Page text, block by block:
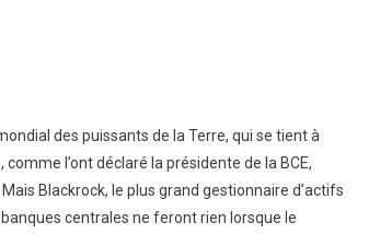
des puissants de la Terre, qui se tient à
l’ont déclaré la présidente de la BCE,
Blackrock, le plus grand gestionnaire d’actifs
centrales ne feront rien lorsque le